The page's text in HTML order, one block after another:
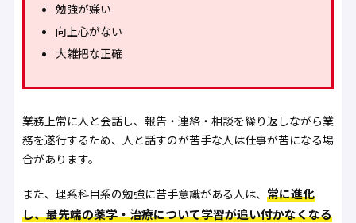
勉強が嫌い
向上心がない
大雑把な正確
業務上常に人と会話し、報告・連絡・相談を繰り返しながら業
務を遂行するため、人と話すのが苦手な人は仕事が苦になる場
合があります。
また、理系科目系の勉強に苦手意識がある人は、 常に進化
し、最先端の薬学・治療について学習が追い付かなくなる